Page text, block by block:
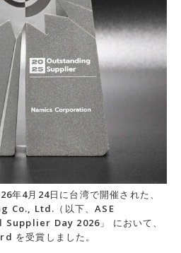
年4月24日に台湾で開催された、
Co., Ltd.（以下、ASE
Day 2026」 において、
を受賞しました。